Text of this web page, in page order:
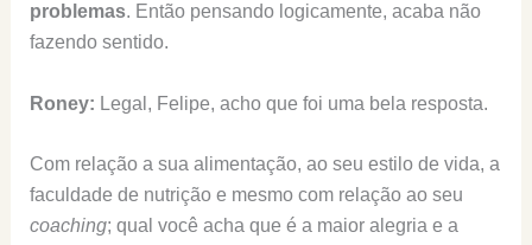
problemas. Então pensando logicamente, acaba não
fazendo sentido.
Roney: Legal, Felipe, acho que foi uma bela resposta.
Com relação a sua alimentação, ao seu estilo de vida, a
faculdade de nutrição e mesmo com relação ao seu
coaching; qual você acha que é a maior alegria e a